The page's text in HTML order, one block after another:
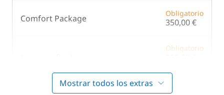
Comfort Package Obligatorio
350,00 €
Obligatorio
Obligatorio
Mostrar todos los extras